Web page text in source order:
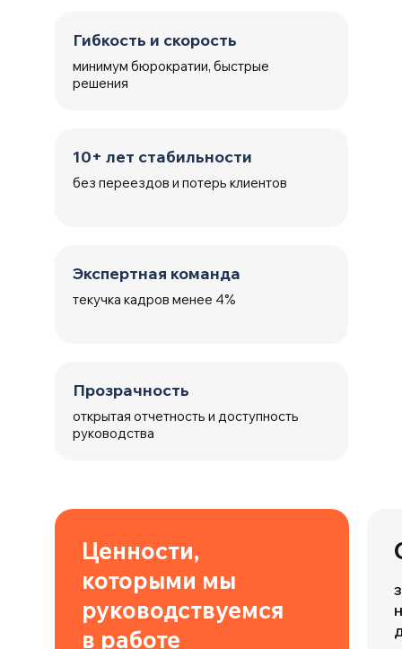
10+ лет стабильности
без переездов и потерь клиентов
Гибкость и скорость
минимум бюрократии, быстрые
решения
Прозрачность
открытая отчетность и доступность
руководства
Экспертная команда
текучка кадров менее 4%
Ценности,
которыми мы
руководствуемся
в работе
млрд.